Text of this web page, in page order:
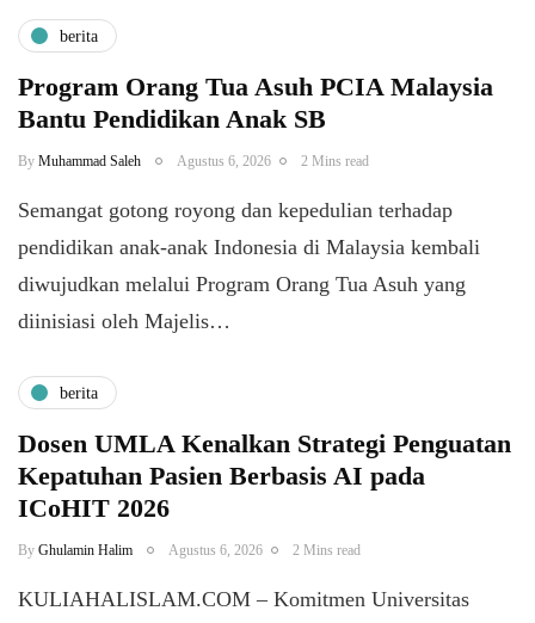
berita
Program Orang Tua Asuh PCIA Malaysia
Bantu Pendidikan Anak SB
By Muhammad Saleh Agustus 6, 2026 2 Mins read
​Semangat gotong royong dan kepedulian terhadap
pendidikan anak-anak Indonesia di Malaysia kembali
diwujudkan melalui Program Orang Tua Asuh yang
diinisiasi oleh Majelis…
berita
Dosen UMLA Kenalkan Strategi Penguatan
Kepatuhan Pasien Berbasis AI pada
ICoHIT 2026
By Ghulamin Halim Agustus 6, 2026 2 Mins read
KULIAHALISLAM.COM – Komitmen Universitas